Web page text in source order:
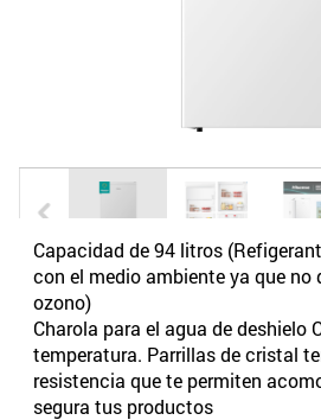
Capacidad de 94 litros
con el medio ambiente ya que no
ozono)
Charola para el agua de deshielo
temperatura. Parrillas de cristal
resistencia que te permiten
segura tus productos